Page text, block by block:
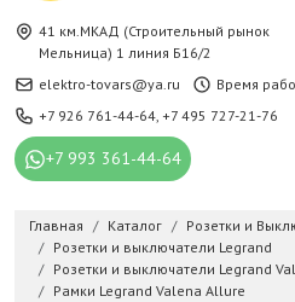
41 км.МКАД (Строительный рынок
Мельница) 1 линия Б16/2
elektro-tovars@ya.ru
Время
+7 926 761-44-64, +7 495 727-21-76
+7 993 361-44-64
Главная Каталог
Розетки и
Розетки и выключатели Legrand
Розетки и выключатели Legrand
Рамки Legrand Valena Allure